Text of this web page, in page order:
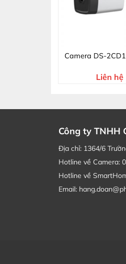
Camera DS-
Liên hệ
Công ty TNHH
Địa chỉ: 1364/6
Hotline về Camera:
Hotline về
Email: